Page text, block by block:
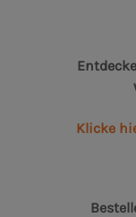
Klicke